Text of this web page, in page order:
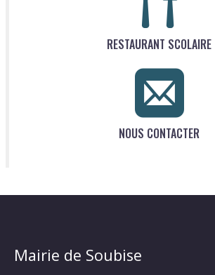
RESTAURANT SCOLAIRE
NOUS CONTACTER
Mairie de Soubise